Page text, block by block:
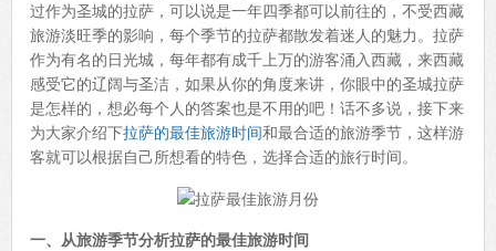
过作为圣城的拉萨，可以说是一年四季都可以前往的，不受西藏
旅游淡旺季的影响，每个季节的拉萨都散发着迷人的魅力。拉萨
作为有名的日光城，每年都有成千上万的游客涌入西藏，来西藏
感受它的辽阔与圣洁，如果从你的角度来讲，你眼中的圣城拉萨
是怎样的，想必每个人的答案也是不用的吧！话不多说，接下来
为大家介绍下拉萨的最佳旅游时间和最合适的旅游季节，这样游
客就可以根据自己所想看的特色，选择合适的旅行时间。
一、从旅游季节分析拉萨的最佳旅游时间